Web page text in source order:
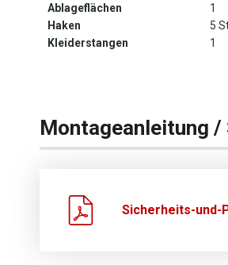
Ablageflächen
1
Haken
5
Kleiderstangen
1
Montageanleitung
Sicherheits-und-